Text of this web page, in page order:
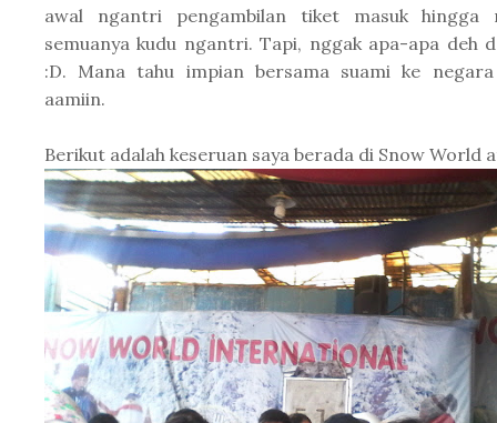
awal ngantri pengambilan tiket masuk hingga
semuanya kudu ngantri. Tapi, nggak apa-apa deh
:D. Mana tahu impian bersama suami ke
aamiin.
Berikut adalah keseruan saya berada di Snow World